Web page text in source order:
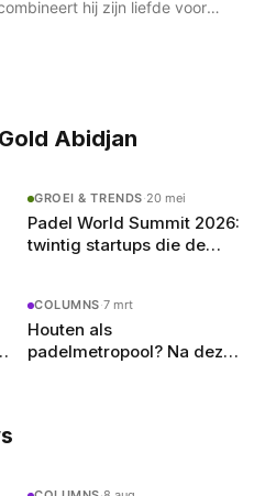
hij zijn liefde voor
snelst groeiende sport van
Abidjan
GROEI & TRENDS·20 mei
Padel World Summit 2026:
twintig startups die de
COLUMNS·7 mrt
Houten als
padelmetropool? Na deze